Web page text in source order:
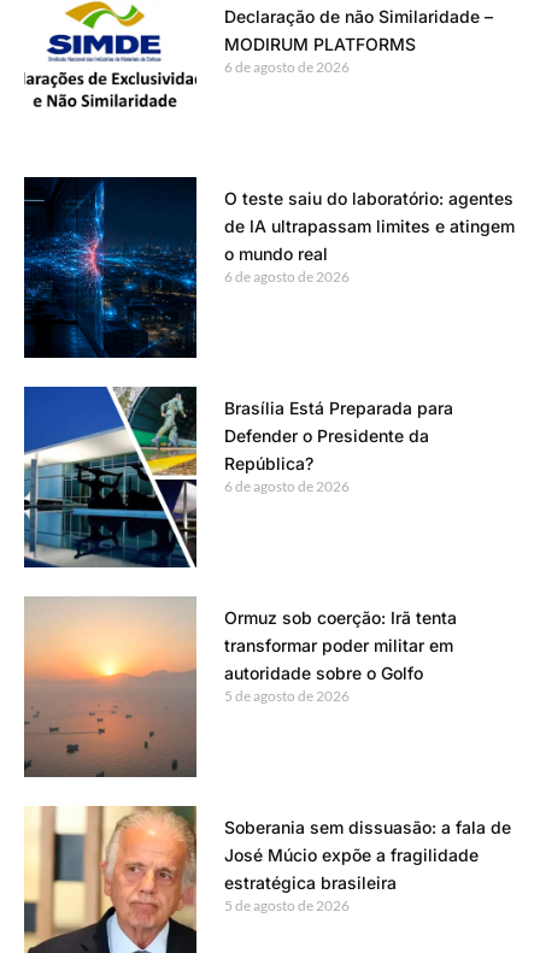
Declaração de não Similaridade –
MODIRUM PLATFORMS
6 de agosto de 2026
O teste saiu do laboratório: agentes
de IA ultrapassam limites e atingem
o mundo real
6 de agosto de 2026
Brasília Está Preparada para
Defender o Presidente da
República?
6 de agosto de 2026
Ormuz sob coerção: Irã tenta
transformar poder militar em
autoridade sobre o Golfo
5 de agosto de 2026
Soberania sem dissuasão: a fala de
José Múcio expõe a fragilidade
estratégica brasileira
5 de agosto de 2026